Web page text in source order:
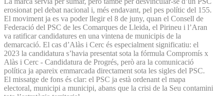
erosionat pel debat nacional i, més endavant, pel pes polític del 155.
El moviment ja es va poder llegir el 8 de juny, quan el Consell de
Federació del PSC de les Comarques de Lleida, el Pirineu i l’Aran
va ratificar candidatures en una vintena de municipis de la
demarcació. El cas d’Alàs i Cerc és especialment significatiu: el
2023 la candidatura s’havia presentat sota la fórmula Compromís x
Alàs i Cerc - Candidatura de Progrés, però ara la comunicació
política ja apareix emmarcada directament sota les sigles del PSC.
El missatge de fons és clar: el PSC ja està ordenant el mapa
electoral, municipi a municipi, abans que la crisi de la Seu contamini